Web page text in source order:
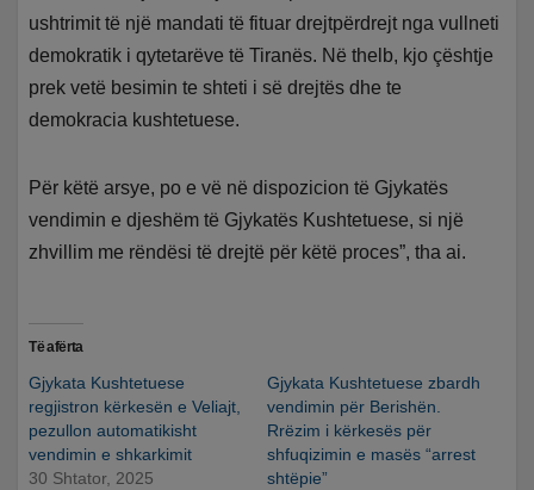
ushtrimit të një mandati të fituar drejtpërdrejt nga vullneti
demokratik i qytetarëve të Tiranës. Në thelb, kjo çështje
prek vetë besimin te shteti i së drejtës dhe te
demokracia kushtetuese.
Për këtë arsye, po e vë në dispozicion të Gjykatës
vendimin e djeshëm të Gjykatës Kushtetuese, si një
zhvillim me rëndësi të drejtë për këtë proces”, tha ai.
Të afërta
Gjykata Kushtetuese
regjistron kërkesën e Veliajt,
pezullon automatikisht
vendimin e shkarkimit
30 Shtator, 2025
Gjykata Kushtetuese zbardh
vendimin për Berishën.
Rrëzim i kërkesës për
shfuqizimin e masës “arrest
shtëpie”